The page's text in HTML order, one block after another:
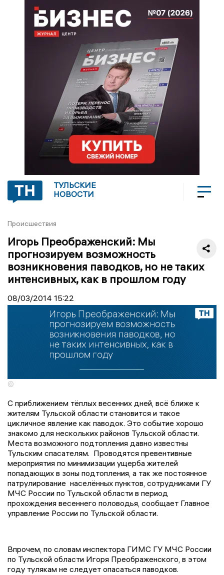
ТУЛЬСКИЕ
НОВОСТИ
Происшествия
Игорь Преображенский: Мы
прогнозируем возможность
возникновения паводков, но не таких
интенсивных, как в прошлом году
08/03/2014 15:22
©
С приближением тёплых весенних дней, всё ближе к
жителям Тульской области становится и такое
цикличное явление как паводок. Это событие хорошо
знакомо для нескольких районов Тульской области.
Места возможного подтопления давно известны
Тульским спасателям. Проводятся превентивные
мероприятия по минимизации ущерба жителей
попадающих в зоны подтопления, а так же постоянное
патрулирование населённых пунктов, сотрудниками ГУ
МЧС России по Тульской области в период
прохождения весеннего половодья, сообщает Главное
управление России по Тульской области.
Впрочем, по словам инспектора ГИМС ГУ МЧС России
по Тульской области Игоря Преображенского, в этом
году тулякам не следует опасаться паводков.